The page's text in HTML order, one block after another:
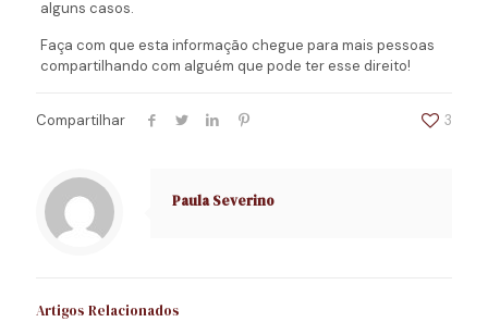
alguns casos.
Faça com que esta informação chegue para mais pessoas
compartilhando com alguém que pode ter esse direito!
Compartilhar 3
Paula Severino
Artigos Relacionados